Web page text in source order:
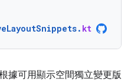
. kt
據可用顯示空間獨立變更版